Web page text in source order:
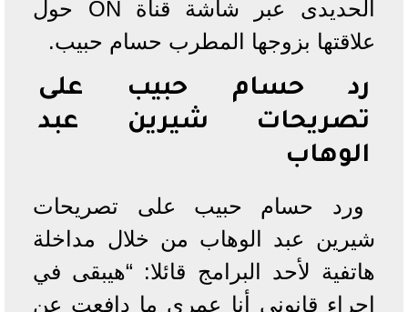
الحديدى عبر شاشة قناة ON حول
علاقتها بزوجها المطرب حسام حبيب.
رد حسام حبيب على
تصريحات شيرين عبد
الوهاب
ورد حسام حبيب على تصريحات
شيرين عبد الوهاب من خلال مداخلة
هاتفية لأحد البرامج قائلا: “هيبقى في
إجراء قانوني أنا عمري ما دافعت عن